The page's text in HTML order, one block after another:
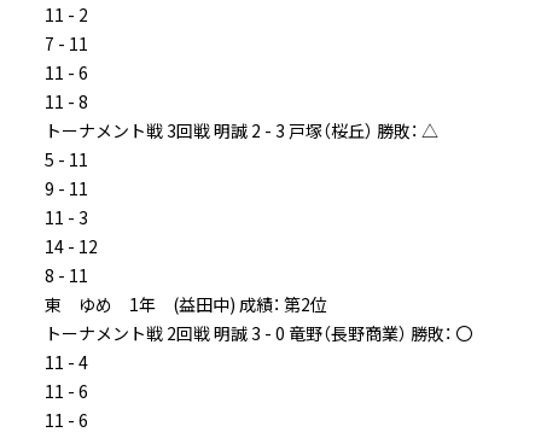
11 - 2
7 - 11
11 - 6
11 - 8
トーナメント戦 3回戦 明誠 2 - 3 戸塚（桜丘） 勝敗： △
5 - 11
9 - 11
11 - 3
14 - 12
8 - 11
東 ゆめ 1年 (益田中) 成績： 第2位
トーナメント戦 2回戦 明誠 3 - 0 竜野（長野商業） 勝敗： 〇
11 - 4
11 - 6
11 - 6